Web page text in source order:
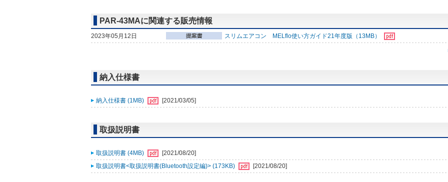
PAR-43MAに関連する販売情報
2023年05月12日 スリムエアコン MELflo使い方ガイド21年度版（13MB）
納入仕様書
納入仕様書 (1MB) [2021/03/05]
取扱説明書
取扱説明書 (4MB)
[2021/08/20]
取扱説明書<取扱説明書(Bluetooth設定編)> (173KB)
[2021/08/20]